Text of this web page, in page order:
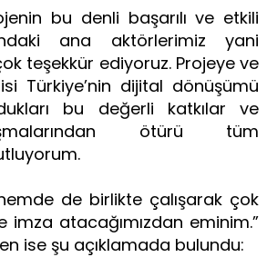
bu denli başarılı ve etkili
ana aktörlerimiz yani
teşekkür ediyoruz. Projeye ve
Türkiye’nin dijital dönüşümü
bu değerli katkılar ve
ötürü tüm
de birlikte çalışarak çok
imza atacağımızdan eminim.”
ise şu açıklamada bulundu: